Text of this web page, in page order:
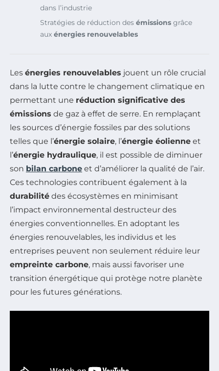
dans l’industrie
Stratégies de réduction des émissions grâce
aux énergies renouvelables
Les énergies renouvelables jouent un rôle crucial
dans la lutte contre le changement climatique en
permettant une réduction significative des
émissions de gaz à effet de serre. En remplaçant
les sources d’énergie fossiles par des solutions
telles que l’énergie solaire, l’énergie éolienne et
l’énergie hydraulique, il est possible de diminuer
son bilan carbone et d’améliorer la qualité de l’air.
Ces technologies contribuent également à la
durabilité des écosystèmes en minimisant
l’impact environnemental destructeur des
énergies conventionnelles. En adoptant les
énergies renouvelables, les individus et les
entreprises peuvent non seulement réduire leur
empreinte carbone, mais aussi favoriser une
transition énergétique qui protège notre planète
pour les futures générations.